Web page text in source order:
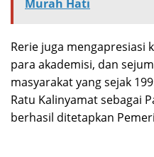
Murah Hati
Rerie juga mengapresiasi
para akademisi, dan
masyarakat yang sejak
Ratu Kalinyamat sebagai
berhasil ditetapkan